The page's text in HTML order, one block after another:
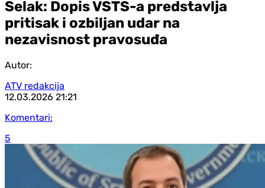
Selak: Dopis VSTS-a predstavlja
pritisak i ozbiljan udar na
nezavisnost pravosuđa
Autor:
ATV redakcija
12.03.2026 21:21
Komentari:
5